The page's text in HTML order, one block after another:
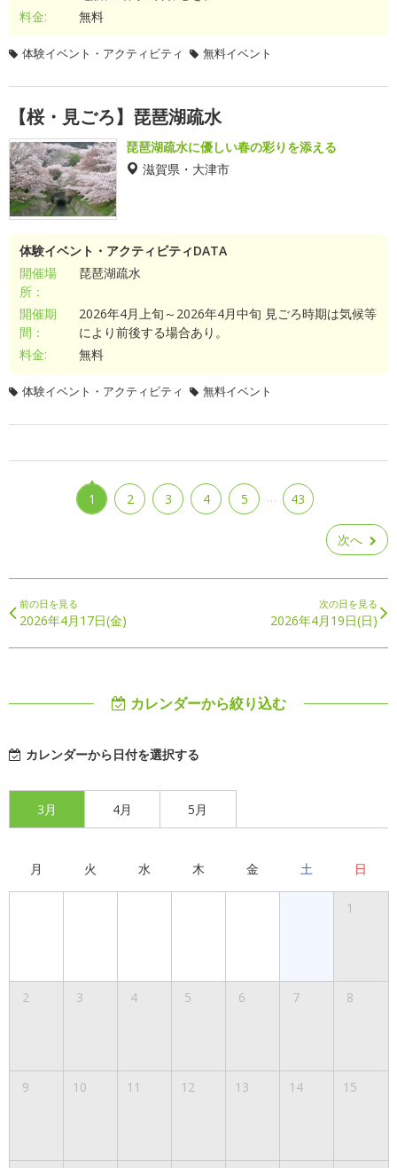
料金:
無料
体験イベント・アクティビティ 無料イベント
【桜・見ごろ】琵琶湖疏水
琵琶湖疏水に優しい春の彩りを添える
滋賀県・大津市
体験イベント・アクティビティDATA
開催場
所：
琵琶湖疏水
開催期
間：
2026年4月上旬～2026年4月中旬 見ごろ時期は気候等
により前後する場合あり。
料金:
無料
体験イベント・アクティビティ 無料イベント
1 2 3 4 5 … 43
次へ
前の日を見る
2026年4月17日(金)
次の日を見る
2026年4月19日(日)
カレンダーから絞り込む
カレンダーから日付を選択する
3月 4月 5月
月 火 水 木 金 土 日
1
2 3 4 5 6 7 8
9 10 11 12 13 14 15